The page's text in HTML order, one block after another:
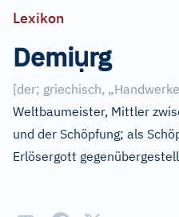
Lexikon
Demiụrg
[der; griechisch,
Weltbaumeister, Mittler
und der Schöpfung; als
Erlösergott